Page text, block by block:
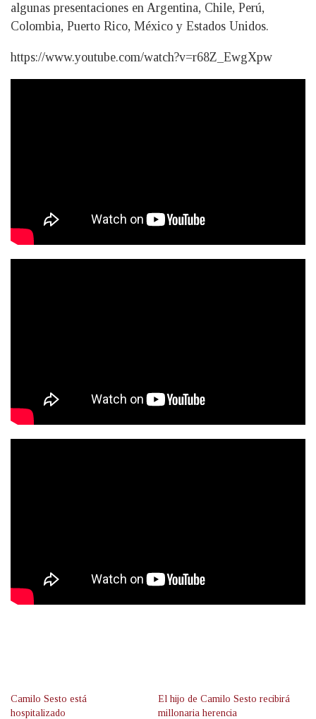
algunas presentaciones en Argentina, Chile, Perú,
Colombia, Puerto Rico, México y Estados Unidos.
https://www.youtube.com/watch?v=r68Z_EwgXpw
Camilo Sesto está
hospitalizado
El hijo de Camilo Sesto recibirá
millonaria herencia